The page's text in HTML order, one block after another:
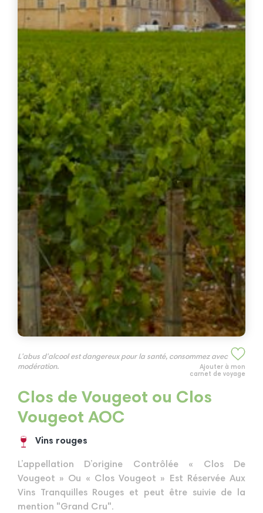
Ajouter à mon
carnet de voyage
L'abus d'alcool est dangereux pour la santé, consommez avec
modération.
Clos de Vougeot ou Clos
Vougeot AOC
Vins rouges
L’appellation D’origine Contrôlée « Clos De
Vougeot » Ou « Clos Vougeot » Est Réservée Aux
Vins Tranquilles Rouges et peut être suivie de la
mention "Grand Cru".